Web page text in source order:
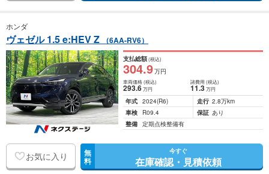
ホンダ
ヴェゼル 1.5 e:HEV Z （6AA-RV6）
支払総額(税込)
304.9万円
車両価格(税込)
293.6万円
諸費用 (税込)
11.3 万円
年式 2024(R6) 走行 2.8万km
車検
R09.4 保証 あり
整備 定期点検整備有
お気に入り 無
料
今すぐ
在庫確認・見積依頼